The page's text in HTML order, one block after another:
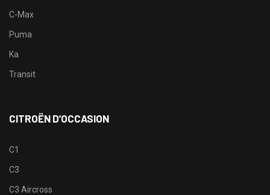
C-Max
Puma
Ka
Transit
CITROËN D’OCCASION
C1
C3
C3 Aircross